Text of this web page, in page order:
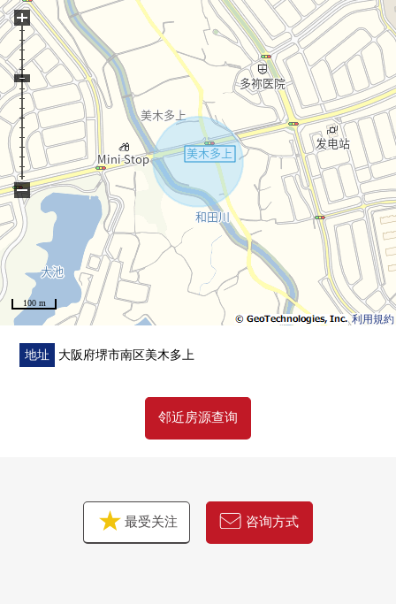
利用規約
100 m
+
−
地址 大阪府堺市南区美木多上
邻近房源查询
最受关注 咨询方式